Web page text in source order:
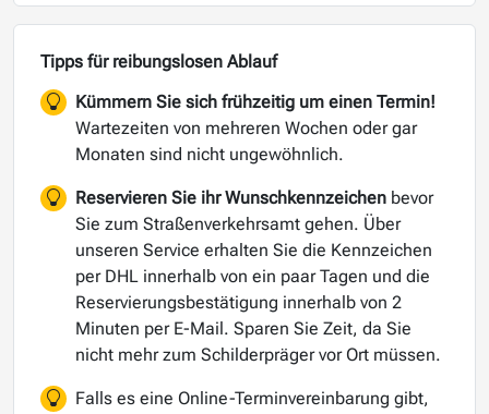
Tipps für reibungslosen Ablauf
Kümmern Sie sich frühzeitig um einen Termin!
Wartezeiten von mehreren Wochen oder gar
Monaten sind nicht ungewöhnlich.
Reservieren Sie ihr Wunschkennzeichen bevor
Sie zum Straßenverkehrsamt gehen. Über
unseren Service erhalten Sie die Kennzeichen
per DHL innerhalb von ein paar Tagen und die
Reservierungsbestätigung innerhalb von 2
Minuten per E-Mail. Sparen Sie Zeit, da Sie
nicht mehr zum Schilderpräger vor Ort müssen.
Falls es eine Online-Terminvereinbarung gibt,